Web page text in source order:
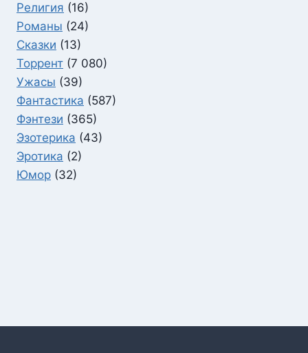
Религия (16)
Романы (24)
Сказки (13)
Торрент (7 080)
Ужасы (39)
Фантастика (587)
Фэнтези (365)
Эзотерика (43)
Эротика (2)
Юмор (32)